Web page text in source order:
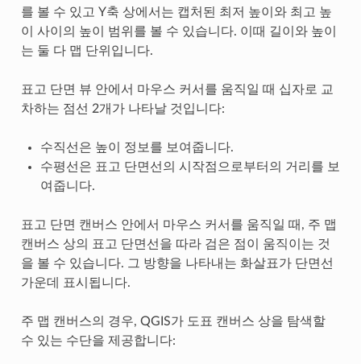
를 볼 수 있고 Y축 상에서는 캡처된 최저 높이와 최고 높
이 사이의 높이 범위를 볼 수 있습니다. 이때 길이와 높이
는 둘 다 맵 단위입니다.
표고 단면 뷰 안에서 마우스 커서를 움직일 때 십자로 교
차하는 점선 2개가 나타날 것입니다:
수직선은 높이 정보를 보여줍니다.
수평선은 표고 단면선의 시작점으로부터의 거리를 보
여줍니다.
표고 단면 캔버스 안에서 마우스 커서를 움직일 때, 주 맵
캔버스 상의 표고 단면선을 따라 검은 점이 움직이는 것
을 볼 수 있습니다. 그 방향을 나타내는 화살표가 단면선
가운데 표시됩니다.
주 맵 캔버스의 경우, QGIS가 도표 캔버스 상을 탐색할
수 있는 수단을 제공합니다: